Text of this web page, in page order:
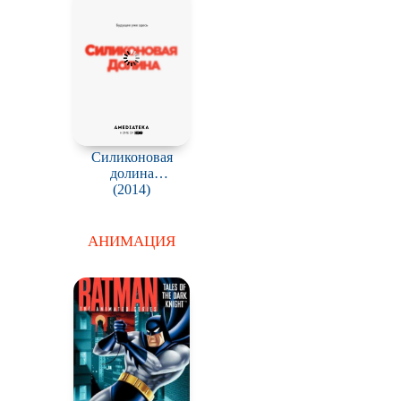
Силиконовая
долина
(Кремниевая
(2014)
АНИМАЦИЯ